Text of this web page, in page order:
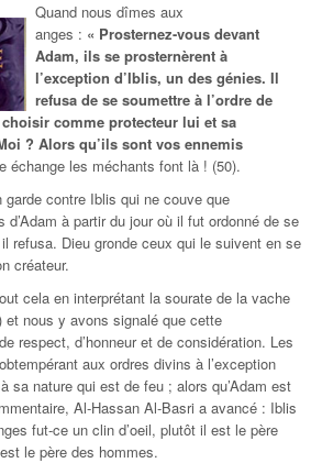
Quand nous dîmes aux
anges : « Prosternez-vous devant
Adam, ils se prosternèrent à
l’exception d’Iblis, un des génies. Il
refusa de se soumettre à l’ordre de
comme protecteur lui et sa
? Alors qu’ils sont vos ennemis
échange les méchants font là ! (50).
contre Iblis qui ne couve que
d’Adam à partir du jour où il fut ordonné de se
refusa. Dieu gronde ceux qui le suivent en se
créateur.
cela en interprétant la sourate de la vache
nous y avons signalé que cette
respect, d’honneur et de considération. Les
aux ordres divins à l’exception
sa nature qui est de feu ; alors qu’Adam est
Al-Hassan Al-Basri a avancé : Iblis
fut-ce un clin d’oeil, plutôt il est le père
le père des hommes.